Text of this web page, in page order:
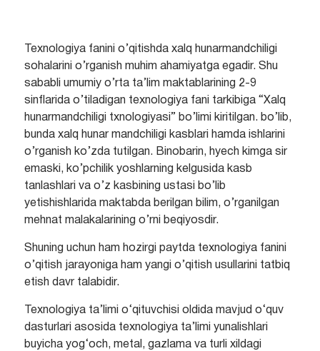
Texnologiya fanini o’qitishda xalq hunarmandchiligi
sohalarini o’rganish muhim ahamiyatga egadir. Shu
sababli umumiy o’rta ta’lim maktablarining 2-9
sinflarida o’tiladigan texnologiya fani tarkibiga “Xalq
hunarmandchiligi txnologiyasi” bo’limi kiritilgan. bo’lib,
bunda xalq hunar mandchiligi kasblari hamda ishlarini
o’rganish ko’zda tutilgan. Binobarin, hyech kimga sir
emaski, ko’pchilik yoshlarning kelgusida kasb
tanlashlari va o’z kasbining ustasi bo’lib
yetishishlarida maktabda berilgan bilim, o’rganilgan
mehnat malakalarining o’rni beqiyosdir.
Shuning uchun ham hozirgi paytda texnologiya fanini
o’qitish jarayoniga ham yangi o’qitish usullarini tatbiq
etish davr talabidir.
Texnologiya ta’limi o‘qituvchisi oldida mavjud o‘quv
dasturlari asosida texnologiya ta’limi yunalishlari
buyicha yog‘och, metal, gazlama va turli xildagi